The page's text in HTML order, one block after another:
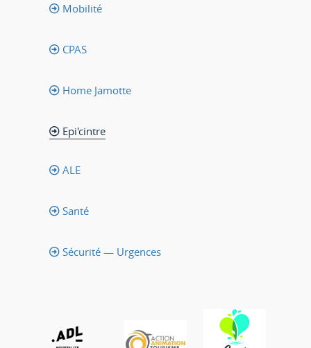
Mobilité
CPAS
Home Jamotte
Epi'cintre
ALE
Santé
Sécurité — Urgences